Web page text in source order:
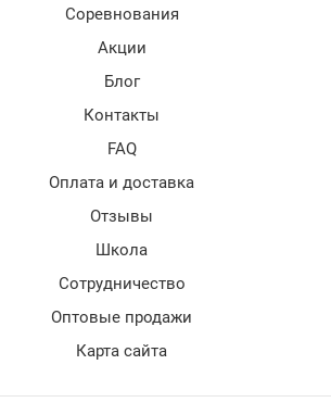
Соревнования
Акции
Блог
Контакты
FAQ
Оплата и доставка
Отзывы
Школа
Сотрудничество
Оптовые продажи
Карта сайта